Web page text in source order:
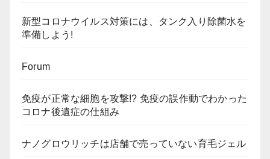
新型コロナウイルス対策には、タンク入り除菌水を
準備しよう!
Forum
免疫が正常な細胞を攻撃!? 免疫の誤作動でわかった
コロナ後遺症の仕組み
ナノグロウリッチは店舗で売っていない育毛ジェル